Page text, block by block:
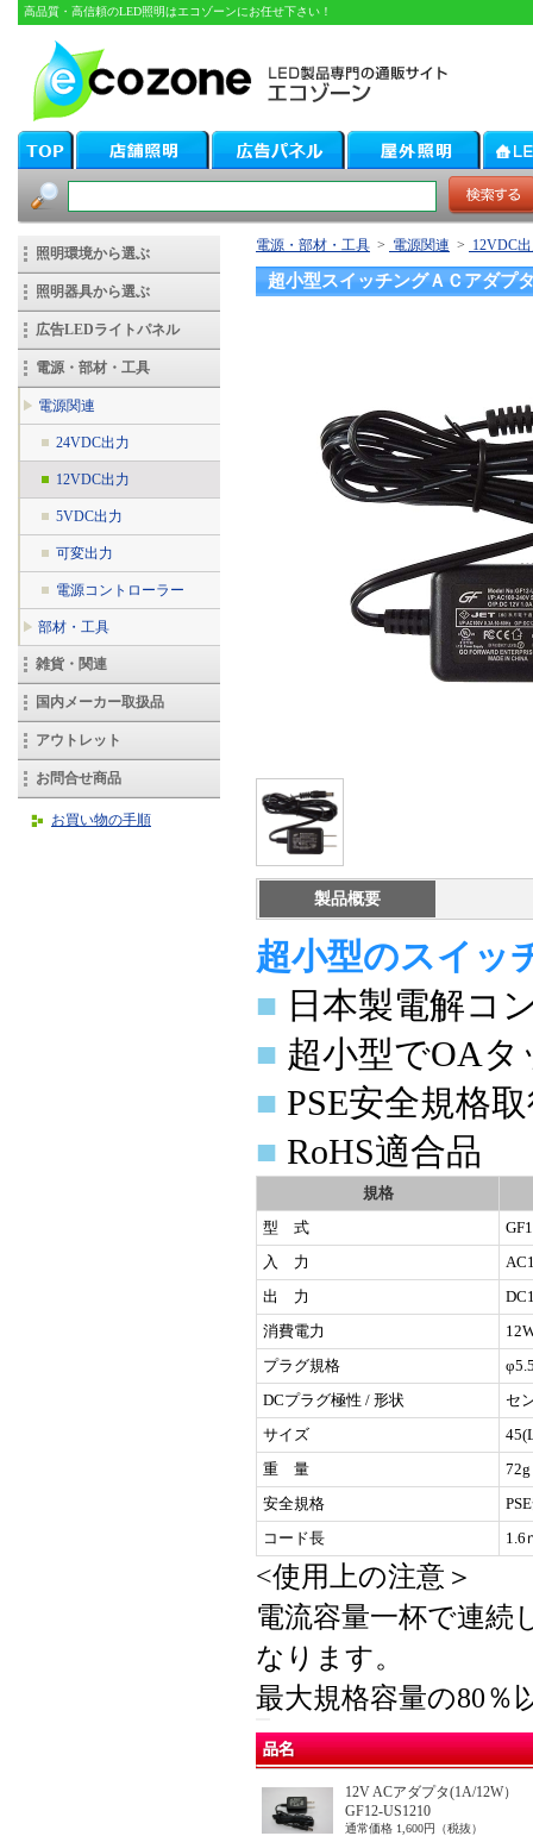
高品質・高信頼のLED照明はエコゾーンにお任せ下さい！
照明環境から選ぶ
照明器具から選ぶ
広告LEDライトパネル
電源・部材・工具
電源関連
24VDC出力
12VDC出力
5VDC出力
可変出力
電源コントローラー
部材・工具
雑貨・関連
国内メーカー取扱品
アウトレット
お問合せ商品
お買い物の手順
電源・部材・工具 > 電源関連 > 12VDC
超小型スイッチングＡＣアダプ
製品概要
超小型のスイッ
■ 日本製電解コ
■ 超小型でOA
■ PSE安全規格
■ RoHS適合品
規格
型 式
入 力
出 力
消費電力
プラグ規格
DCプラグ極性 / 形状
セ
サイズ
重 量
安全規格
コード長
1.6
<使用上の注意＞
電流容量一杯で連続
なります。
最大規格容量の80％
12V ACアダプタ(1A/12W）
GF12-US1210
通常価格 1,600円（税抜）